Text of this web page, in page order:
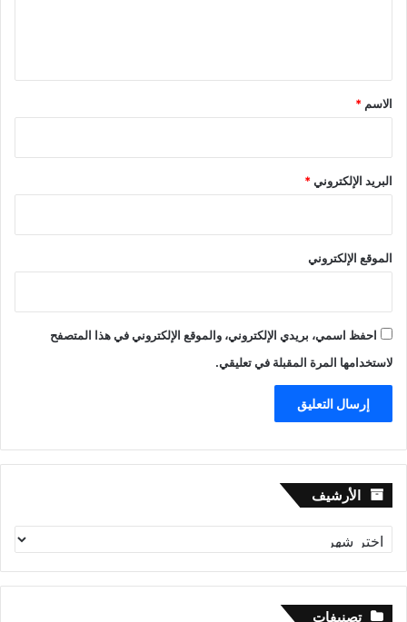
*
الاسم *
البريد الإلكتروني*
الموقع الإلكتروني
احفظ اسمي، بريدي الإلكتروني، والموقع الإلكتروني في هذا المتصفح
لاستخدامها المرة المقبلة في تعليقي.
الأرشيف الأرشيف
تصنيفات